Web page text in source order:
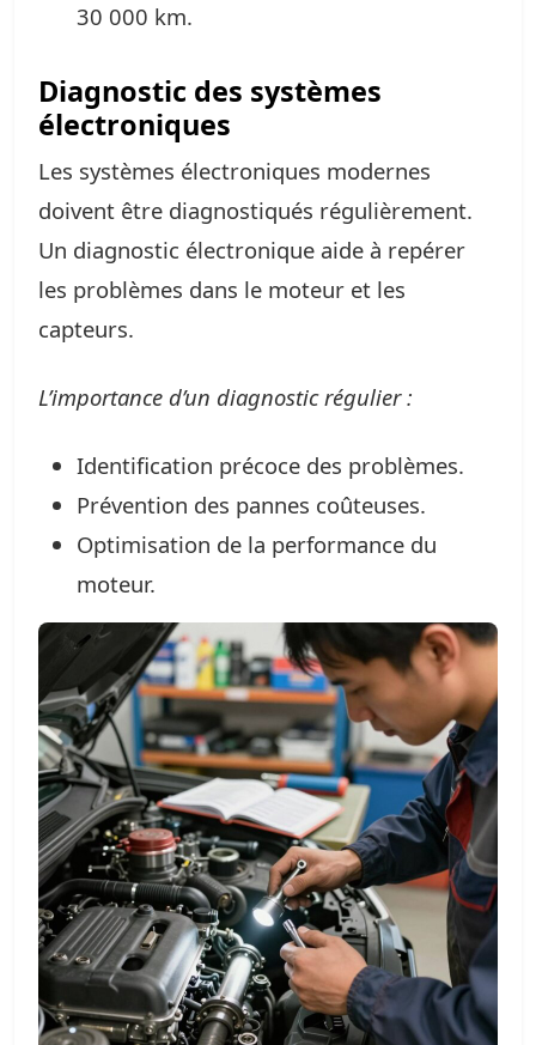
30 000 km.
Diagnostic des systèmes
électroniques
Les systèmes électroniques modernes
doivent être diagnostiqués régulièrement.
Un diagnostic électronique aide à repérer
les problèmes dans le moteur et les
capteurs.
L’importance d’un diagnostic régulier :
Identification précoce des problèmes.
Prévention des pannes coûteuses.
Optimisation de la performance du
moteur.